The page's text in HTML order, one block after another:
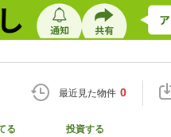
最近見た物件 0
る 投資する